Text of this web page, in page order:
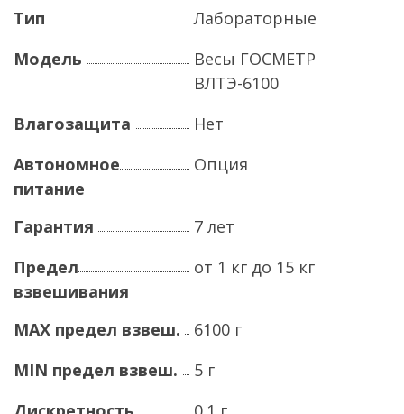
Тип
Лабораторные
Модель
Весы ГОСМЕТР
ВЛТЭ-6100
Влагозащита
Нет
Автономное
питание
Опция
Гарантия
7 лет
Предел
взвешивания
от 1 кг до 15 кг
MAX предел взвеш.
6100 г
MIN предел взвеш.
5 г